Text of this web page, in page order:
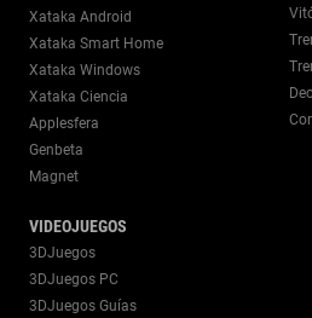
Xataka Android
Xataka Smart Home
Xataka Windows
Xataka Ciencia
Applesfera
Genbeta
Magnet
VIDEOJUEGOS
3DJuegos
3DJuegos PC
3DJuegos Guías